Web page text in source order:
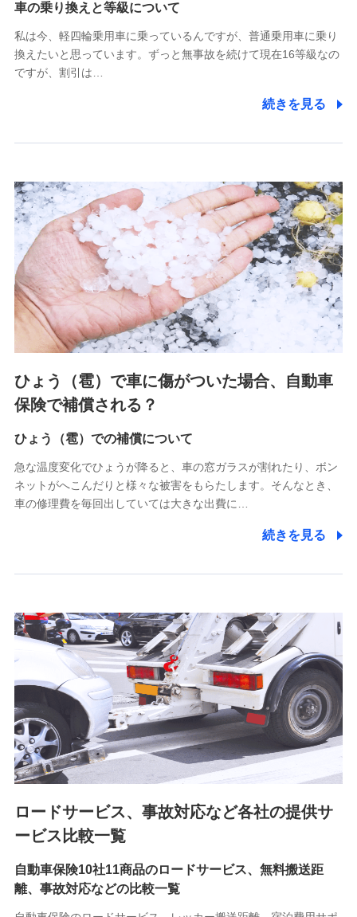
(https://www.tokiomarine-x.co.jp/)
(https://pshoken.co.jp/)
リトルファミリー少額短期保険株式会社
(https://www.littlefamily-ssi.com/)
郵便、電話、およびＥメール等により、当社と取引のあるも
た維持管理等の委託業務遂行のため、またそれらに付帯、関
連する当社および提携会社のサービスを案内、提供するため
（なお、当社は複数の保険会社と取引があり、取得した個人
情報を取引のある他の保険会社の商品・サービスをご提案す
るために利用させていただくことがあります。）
上記に係る連絡・手続き・管理等付帯業務を行うため
3.セミナー募集サイトから取得した個人情報
各種セミナーの案内、開催のため
上記に係る連絡・手続き・管理等付帯業務を行うため
4.家族・友達紹介にて取得した個人情報
被紹介者への連絡、及び当社と取引のあるもしくは委託を受
けている保険会社・提携会社の保険その他に関する情報を提
供し、金融商品等の契約を勧奨するため
アンケートやキャンペーン等の実施のため
上記に係る連絡・手続き・管理等付帯業務を行うため
5.通話録音にて取得する情報
7.社員（従業者）の個人情報
人事･勤怠･健康・労務等の管理、給与支給、福利厚生・採用
退職関連処理等の各種手続きのため、当社と従業員または従
業員同士の連絡のため
8.取引先個人情報
取引先としての選定業務、営業情報の提供業務、契約締結手
続き業務、取引管理業務、およびこれらに準ずる業務の遂行
のため
9.お問い合わせ情報
各種お問い合わせに対応するため
10.受託業務の 個人情報
受託業務の遂行およびこれらに準ずる業務の遂行のため
車の乗り換えと等級について
私は今、軽四輪乗用車に乗っているんですが、普通乗用車に乗り
換えたいと思っています。ずっと無事故を続けて現在16等級なの
ですが、割引は…
続きを見る
ひょう（雹）で車に傷がついた場合、自動車
保険で補償される？
ひょう（雹）での補償について
急な温度変化でひょうが降ると、車の窓ガラスが割れたり、ボン
ネットがへこんだりと様々な被害をもらたします。そんなとき、
車の修理費を毎回出していては大きな出費に…
続きを見る
ロードサービス、事故対応など各社の提供サ
ービス比較一覧
自動車保険10社11商品のロードサービス、無料搬送距
離、事故対応などの比較一覧